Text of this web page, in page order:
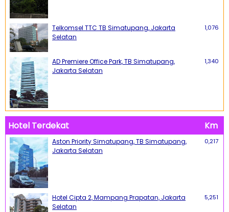
Telkomsel TTC TB Simatupang, Jakarta
Selatan
1,076
AD Premiere Office Park, TB Simatupang,
Jakarta Selatan
1,340
Hotel Terdekat Km
Aston Priority Simatupang, TB Simatupang,
Jakarta Selatan
0,217
Hotel Cipta 2, Mampang Prapatan, Jakarta
Selatan
5,251